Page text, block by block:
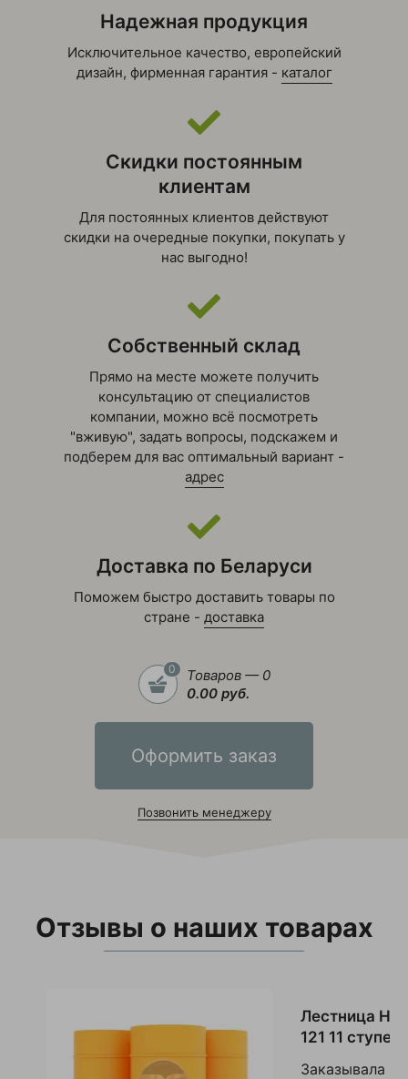
Надежная продукция
Исключительное качество, европейский
дизайн, фирменная гарантия - каталог
Скидки постоянным
клиентам
Для постоянных клиентов действуют
скидки на очередные покупки, покупать у
нас выгодно!
Собственный склад
Прямо на месте можете получить
консультацию от специалистов
компании, можно всё посмотреть
"вживую", задать вопросы, подскажем и
подберем для вас оптимальный вариант -
адрес
Доставка по Беларуси
Поможем быстро доставить товары по
стране - доставка
0
Товаров — 0
0.00 руб.
Оформить заказ
Позвонить менеджеру
Отзывы о наших товарах
Лестница
121 11
Заказывала